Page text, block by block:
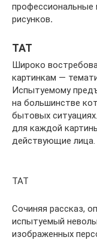
профессиональные
рисунков.
ТАТ
Широко
картинкам —
Испытуемому
на большинстве
бытовых
для каждой
действующие лица.
ТАТ
Сочиняя рассказ,
испытуемый
изображенных